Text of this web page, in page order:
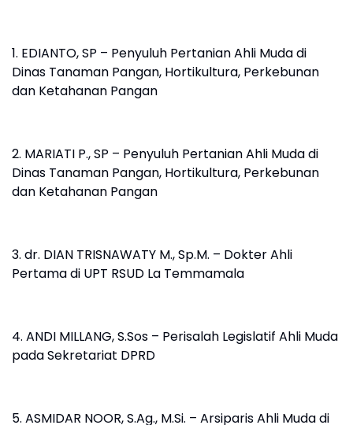
1. EDIANTO, SP – Penyuluh Pertanian Ahli Muda di
Dinas Tanaman Pangan, Hortikultura, Perkebunan
dan Ketahanan Pangan
2. MARIATI P., SP – Penyuluh Pertanian Ahli Muda di
Dinas Tanaman Pangan, Hortikultura, Perkebunan
dan Ketahanan Pangan
3. dr. DIAN TRISNAWATY M., Sp.M. – Dokter Ahli
Pertama di UPT RSUD La Temmamala
4. ANDI MILLANG, S.Sos – Perisalah Legislatif Ahli Muda
pada Sekretariat DPRD
5. ASMIDAR NOOR, S.Ag., M.Si. – Arsiparis Ahli Muda di